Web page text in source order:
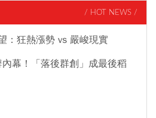
/ HOT NEWS /
：狂熱漲勢 vs 嚴峻現實
幕！「落後群創」成最後稻